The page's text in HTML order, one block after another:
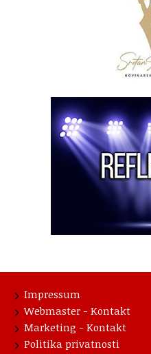
Impressum
Webmaster - Kontakt
Marketing - Kontakt
Politika privatnosti